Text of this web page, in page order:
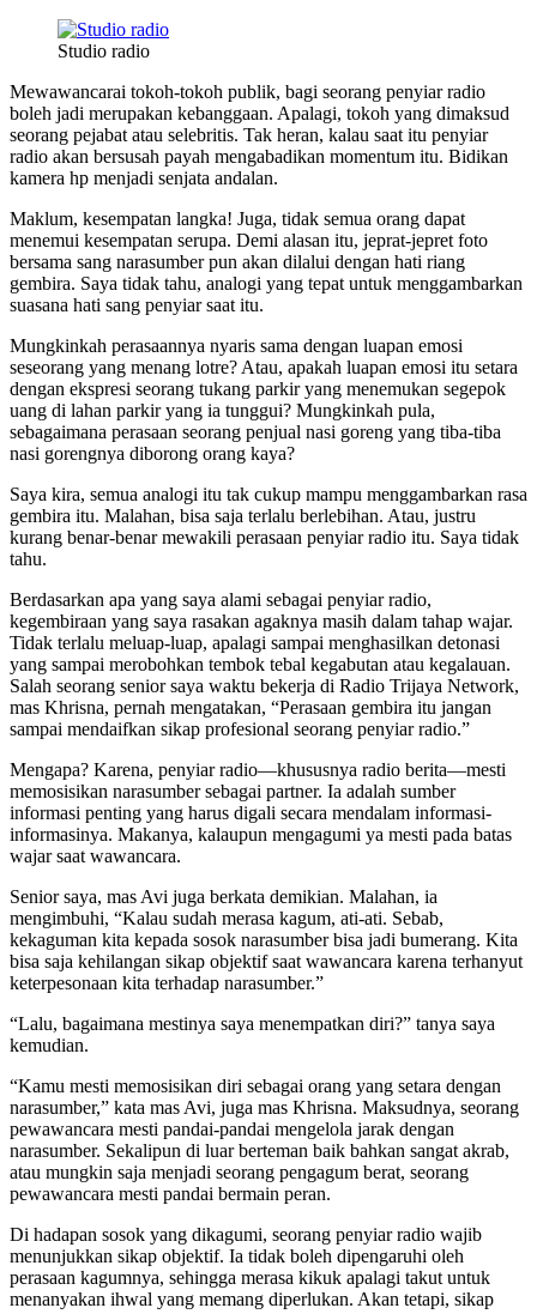
Studio radio
Mewawancarai tokoh-tokoh publik, bagi seorang penyiar radio
boleh jadi merupakan kebanggaan. Apalagi, tokoh yang dimaksud
seorang pejabat atau selebritis. Tak heran, kalau saat itu penyiar
radio akan bersusah payah mengabadikan momentum itu. Bidikan
kamera hp menjadi senjata andalan.
Maklum, kesempatan langka! Juga, tidak semua orang dapat
menemui kesempatan serupa. Demi alasan itu, jeprat-jepret foto
bersama sang narasumber pun akan dilalui dengan hati riang
gembira. Saya tidak tahu, analogi yang tepat untuk menggambarkan
suasana hati sang penyiar saat itu.
Mungkinkah perasaannya nyaris sama dengan luapan emosi
seseorang yang menang lotre? Atau, apakah luapan emosi itu setara
dengan ekspresi seorang tukang parkir yang menemukan segepok
uang di lahan parkir yang ia tunggui? Mungkinkah pula,
sebagaimana perasaan seorang penjual nasi goreng yang tiba-tiba
nasi gorengnya diborong orang kaya?
Saya kira, semua analogi itu tak cukup mampu menggambarkan rasa
gembira itu. Malahan, bisa saja terlalu berlebihan. Atau, justru
kurang benar-benar mewakili perasaan penyiar radio itu. Saya tidak
tahu.
Berdasarkan apa yang saya alami sebagai penyiar radio,
kegembiraan yang saya rasakan agaknya masih dalam tahap wajar.
Tidak terlalu meluap-luap, apalagi sampai menghasilkan detonasi
yang sampai merobohkan tembok tebal kegabutan atau kegalauan.
Salah seorang senior saya waktu bekerja di Radio Trijaya Network,
mas Khrisna, pernah mengatakan, “Perasaan gembira itu jangan
sampai mendaifkan sikap profesional seorang penyiar radio.”
Mengapa? Karena, penyiar radio—khususnya radio berita—mesti
memosisikan narasumber sebagai partner. Ia adalah sumber
informasi penting yang harus digali secara mendalam informasi-
informasinya. Makanya, kalaupun mengagumi ya mesti pada batas
wajar saat wawancara.
Senior saya, mas Avi juga berkata demikian. Malahan, ia
mengimbuhi, “Kalau sudah merasa kagum, ati-ati. Sebab,
kekaguman kita kepada sosok narasumber bisa jadi bumerang. Kita
bisa saja kehilangan sikap objektif saat wawancara karena terhanyut
keterpesonaan kita terhadap narasumber.”
“Lalu, bagaimana mestinya saya menempatkan diri?” tanya saya
kemudian.
“Kamu mesti memosisikan diri sebagai orang yang setara dengan
narasumber,” kata mas Avi, juga mas Khrisna. Maksudnya, seorang
pewawancara mesti pandai-pandai mengelola jarak dengan
narasumber. Sekalipun di luar berteman baik bahkan sangat akrab,
atau mungkin saja menjadi seorang pengagum berat, seorang
pewawancara mesti pandai bermain peran.
Di hadapan sosok yang dikagumi, seorang penyiar radio wajib
menunjukkan sikap objektif. Ia tidak boleh dipengaruhi oleh
perasaan kagumnya, sehingga merasa kikuk apalagi takut untuk
menanyakan ihwal yang memang diperlukan. Akan tetapi, sikap